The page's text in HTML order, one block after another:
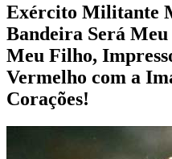
Exército Militante
Bandeira Será
Meu Filho,
Vermelho com a
Corações!